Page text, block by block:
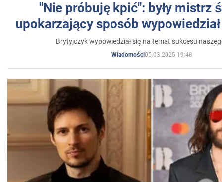
"Nie próbuję kpić": były mistrz
upokarzający sposób
Brytyjczyk wypowiedział się na temat sukcesu
Wiadomości05.03.2025 19:48